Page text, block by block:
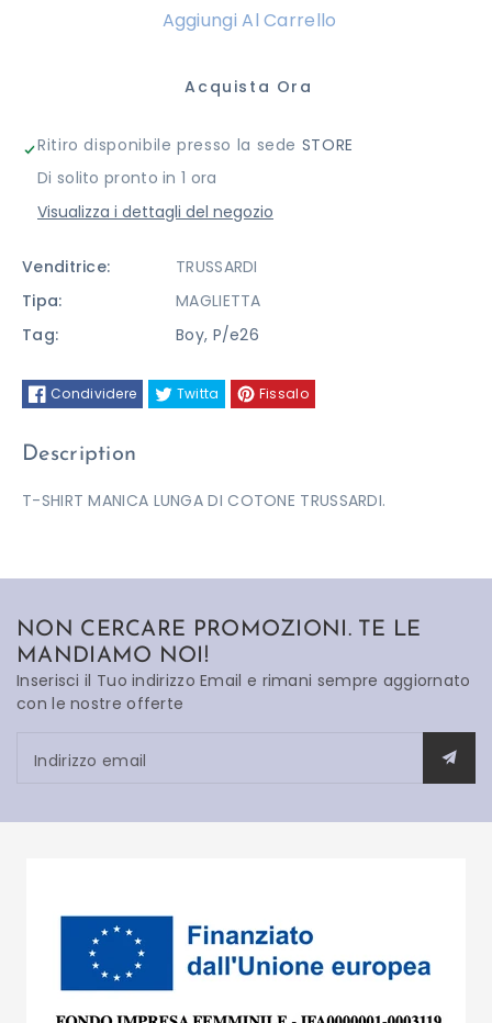
quantità
SHIRT
TRUSSARDI
quantità
per
SHIRT
TRUSSARDI
Aggiungi Al Carrello
Acquista Ora
Ritiro disponibile presso la sede STORE
Di solito pronto in 1 ora
Visualizza i dettagli del negozio
Venditrice:
TRUSSARDI
Tipa:
MAGLIETTA
Tag:
Boy, P/e26
Condividere Twitta Fissalo
Description
T-SHIRT MANICA LUNGA DI COTONE TRUSSARDI.
NON CERCARE PROMOZIONI. TE LE
MANDIAMO NOI!
Inserisci il Tuo indirizzo Email e rimani sempre aggiornato
con le nostre offerte
Indirizzo email